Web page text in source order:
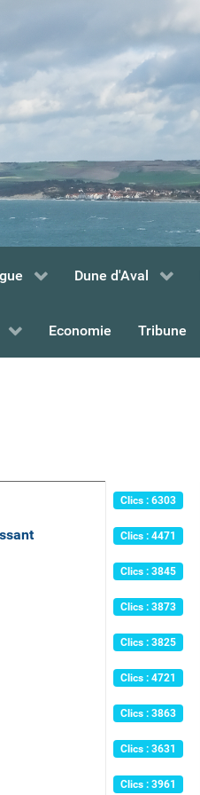
Dune d'Aval
Economie Tribune
Clics : 6303
Clics : 4471
Clics : 3845
Clics : 3873
Clics : 3825
Clics : 4721
Clics : 3863
Clics : 3631
Clics : 3961